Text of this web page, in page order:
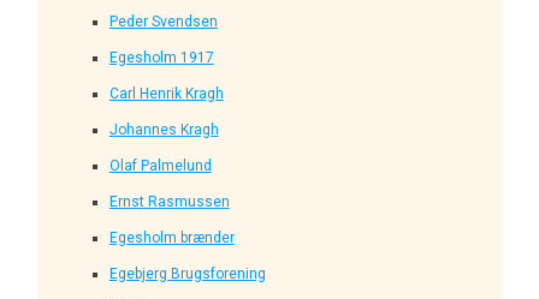
Peder Svendsen
Egesholm 1917
Carl Henrik Kragh
Johannes Kragh
Olaf Palmelund
Ernst Rasmussen
Egesholm brænder
Egebjerg Brugsforening